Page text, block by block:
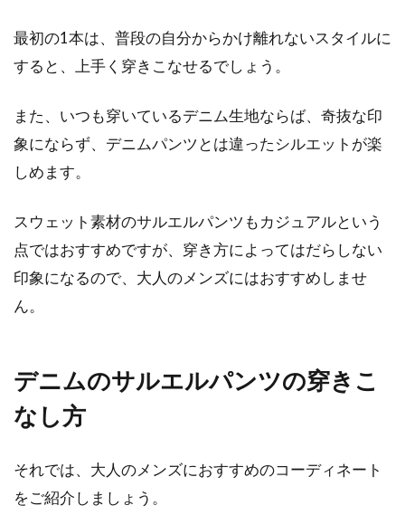
ですし、...
首元のおしゃれに欠かせないストールですが、
最初の1本は、普段の自分からかけ離れないスタイルに
すると、上手く穿きこなせるでしょう。
また、いつも穿いているデニム生地ならば、奇抜な印
象にならず、デニムパンツとは違ったシルエットが楽
しめます。
スウェット素材のサルエルパンツもカジュアルという
点ではおすすめですが、穿き方によってはだらしない
印象になるので、大人のメンズにはおすすめしませ
ん。
デニムのサルエルパンツの穿きこ
なし方
それでは、大人のメンズにおすすめのコーディネート
をご紹介しましょう。